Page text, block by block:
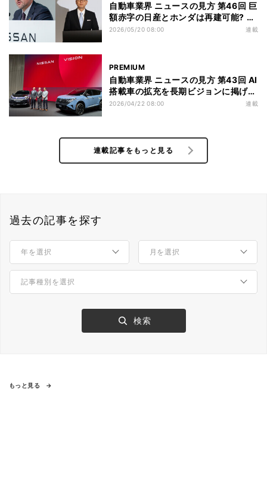
自動車業界 ニュースの見方 第46回 巨
額赤字の日産とホンダは再建可能? そ
れぞれの進む道を考える
2026/05/20 08:00 連載
PREMIUM
自動車業界 ニュースの見方 第43回 AI
搭載車の拡充を長期ビジョンに掲げる
日産は自力再生可能? 今年度が正念場
2026/04/22 08:00 連載
連載記事をもっと見る
過去の記事を探す
もっと見る